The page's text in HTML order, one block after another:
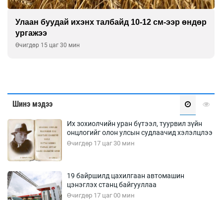
буудай ихэнх талбайд 10-12 см-ээр өндөр
15 цаг 30 мин
Шинэ мэдээ
Их зохиолчийн уран бүтээл, туурвил зүйн
онцлогийг олон улсын судлаачид хэлэлцлээ
Өчигдөр 17 цаг 30 мин
19 байршилд цахилгаан автомашин
цэнэглэх станц байгууллаа
Өчигдөр 17 цаг 00 мин